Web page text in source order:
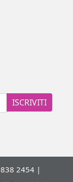
ISCRIVITI
2454 |